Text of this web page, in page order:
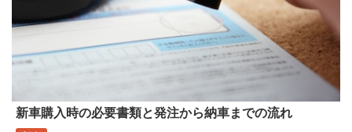
新車購入時の必要書類と発注から納車までの流れ